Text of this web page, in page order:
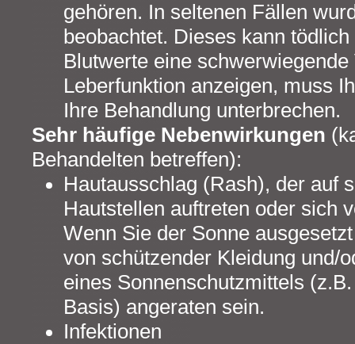
gehören. In seltenen Fällen
beobachtet. Dieses kann
Blutwerte eine
Leberfunktion anzeigen, muss
Ihre Behandlung unterbrechen.
Sehr häufige Nebenwirkungen
Behandelten betreffen):
Hautausschlag (Rash), der auf
Hautstellen auftreten oder sich
Wenn Sie der Sonne
von schützender Kleidung und/
eines Sonnenschutzmittels
Basis) angeraten sein.
Infektionen